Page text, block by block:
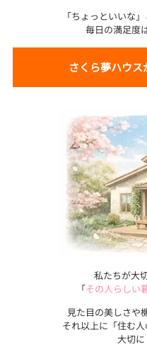
「ちょっといいな
毎日の満足度
さくら夢ハウス
私たちが大
「その人らしい
見た目の美しさや
それ以上に「住む
大切に